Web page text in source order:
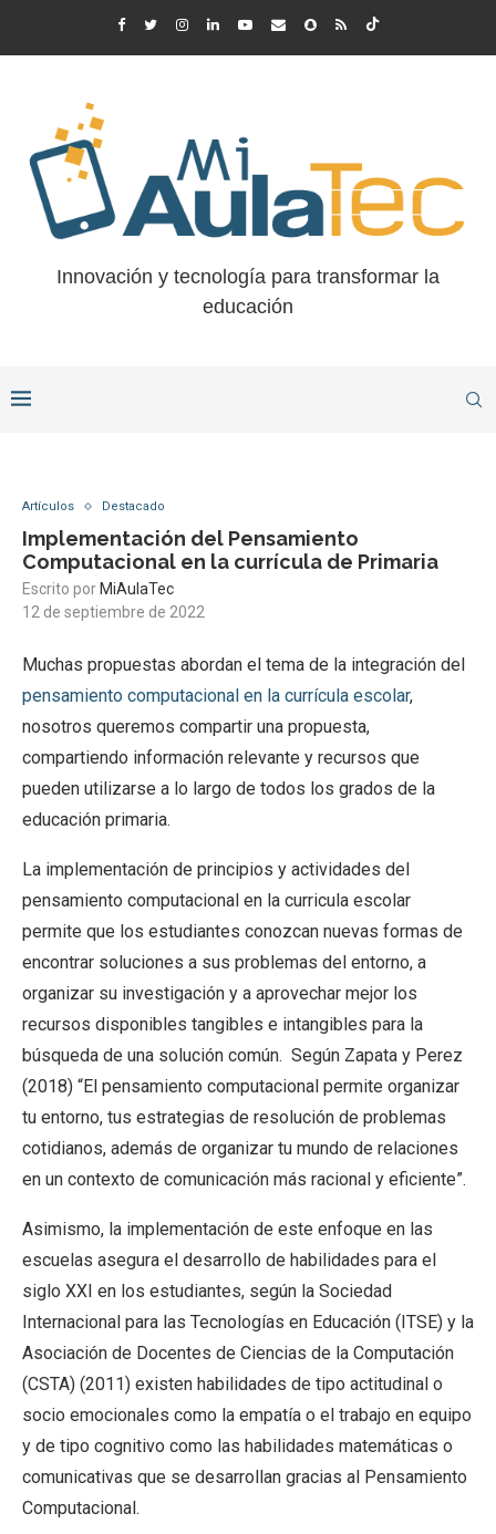
Innovación y tecnología para transformar la
educación
Artículos Destacado
Implementación del Pensamiento
Computacional en la currícula de Primaria
Escrito por MiAulaTec
12 de septiembre de 2022
Muchas propuestas abordan el tema de la integración del
pensamiento computacional en la currícula escolar,
nosotros queremos compartir una propuesta,
compartiendo información relevante y recursos que
pueden utilizarse a lo largo de todos los grados de la
educación primaria.
La implementación de principios y actividades del
pensamiento computacional en la curricula escolar
permite que los estudiantes conozcan nuevas formas de
encontrar soluciones a sus problemas del entorno, a
organizar su investigación y a aprovechar mejor los
recursos disponibles tangibles e intangibles para la
búsqueda de una solución común. Según Zapata y Perez
(2018) “El pensamiento computacional permite organizar
tu entorno, tus estrategias de resolución de problemas
cotidianos, además de organizar tu mundo de relaciones
en un contexto de comunicación más racional y eficiente”.
Asimismo, la implementación de este enfoque en las
escuelas asegura el desarrollo de habilidades para el
siglo XXI en los estudiantes, según la Sociedad
Internacional para las Tecnologías en Educación (ITSE) y la
Asociación de Docentes de Ciencias de la Computación
(CSTA) (2011) existen habilidades de tipo actitudinal o
socio emocionales como la empatía o el trabajo en equipo
y de tipo cognitivo como las habilidades matemáticas o
comunicativas que se desarrollan gracias al Pensamiento
Computacional.